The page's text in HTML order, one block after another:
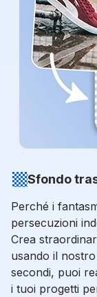
Sfondo
Perché i
persecuzioni
Crea
usando il
secondi, puoi
i tuoi progetti